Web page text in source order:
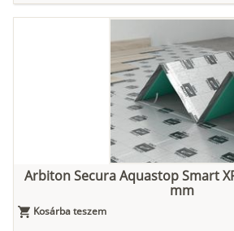
Arbiton Secura Aquastop Smart
mm
Kosárba teszem